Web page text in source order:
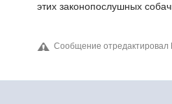
этих законопослушных
Сообщение отредактировал